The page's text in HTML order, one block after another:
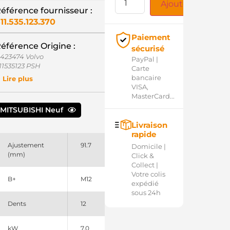
fournisseur :
Origine :
Volvo
PSH
EDR
Remy
Mitsubishi
Mitsubishi
Mitsubishi
Lire plus
MITSUBISHI Neuf
Ajustement
(mm)
91.7
B+ M12
Dents 12
kW 7.0
Ajouter au
Paiement
sécurisé
PayPal |
Carte
bancaire
VISA,
MasterCard...
Livraison
rapide
Domicile |
Click &
Collect |
Votre colis
expédié
sous 24h